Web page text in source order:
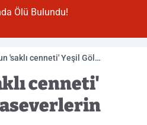
Ölü Bulundu!
'saklı cenneti' Yeşil Göl
cenneti'